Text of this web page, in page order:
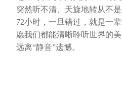
突然听不清、天旋地转从不是
72小时，一旦错过，就是一辈
愿我们都能清晰聆听世界的美
远离“静音”遗憾。